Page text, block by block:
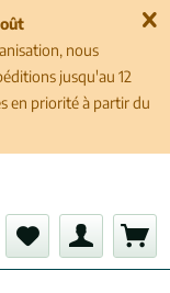
nous
jusqu'au 12
en priorité à partir du